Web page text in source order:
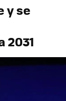
y se
2031